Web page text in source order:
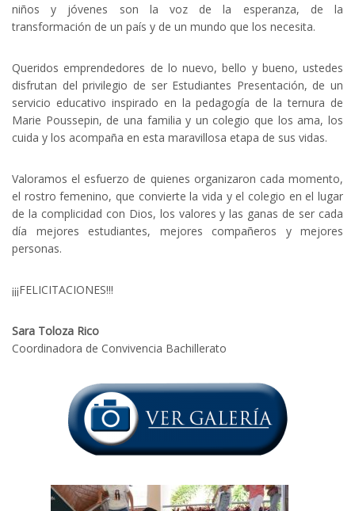
niños y jóvenes son la voz de la esperanza, de la
transformación de un país y de un mundo que los necesita.
Queridos emprendedores de lo nuevo, bello y bueno, ustedes
disfrutan del privilegio de ser Estudiantes Presentación, de un
servicio educativo inspirado en la pedagogía de la ternura de
Marie Poussepin, de una familia y un colegio que los ama, los
cuida y los acompaña en esta maravillosa etapa de sus vidas.
Valoramos el esfuerzo de quienes organizaron cada momento,
el rostro femenino, que convierte la vida y el colegio en el lugar
de la complicidad con Dios, los valores y las ganas de ser cada
día mejores estudiantes, mejores compañeros y mejores
personas.
¡¡¡FELICITACIONES!!!
Sara Toloza Rico
Coordinadora de Convivencia Bachillerato